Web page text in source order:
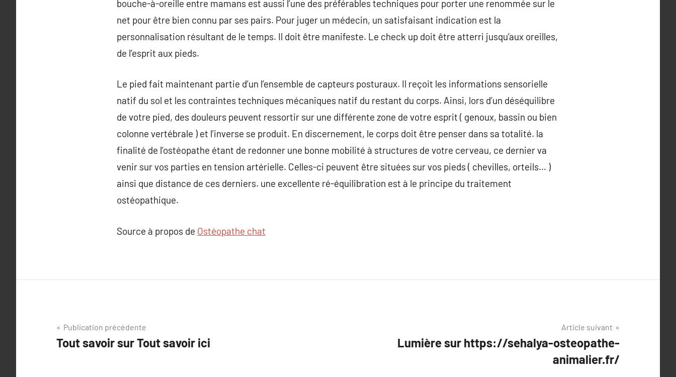
bouche-à-oreille entre mamans est aussi l’une des préférables techniques pour porter une renommée sur le
net pour être bien connu par ses pairs. Pour juger un médecin, un satisfaisant indication est la
personnalisation résultant de le temps. Il doit être manifeste. Le check up doit être atterri jusqu’aux oreilles,
de l’esprit aux pieds.
Le pied fait maintenant partie d’un l’ensemble de capteurs posturaux. Il reçoit les informations sensorielle
natif du sol et les contraintes techniques mécaniques natif du restant du corps. Ainsi, lors d’un déséquilibre
de votre pied, des douleurs peuvent ressortir sur une différente zone de votre esprit ( genoux, bassin ou bien
colonne vertébrale ) et l’inverse se produit. En discernement, le corps doit être penser dans sa totalité. la
finalité de l’ostéopathe étant de redonner une bonne mobilité à structures de votre cerveau, ce dernier va
venir sur vos parties en tension artérielle. Celles-ci peuvent être situées sur vos pieds ( chevilles, orteils… )
ainsi que distance de ces derniers. une excellente ré-équilibration est à le principe du traitement
ostéopathique.
Source à propos de Ostéopathe chat
Navigation
de
Publication précédente
Tout savoir sur Tout savoir ici
Article suivant
Lumière sur https://sehalya-osteopathe-
animalier.fr/